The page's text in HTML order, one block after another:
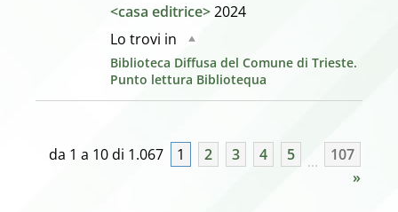
<casa editrice>2024
Lo trovi in
Biblioteca Diffusa del Comune di Trieste.
Punto lettura Bibliotequa
da 1 a 10 di 1.067 1 2 3 4 5
107
»